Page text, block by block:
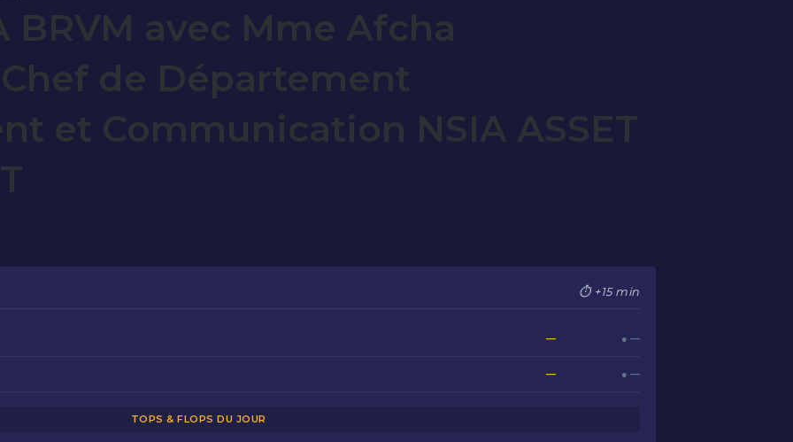
BRVM avec Mme Afcha
Chef de Département
et Communication NSIA ASSET
⏱ +15 min
— ● —
— ● —
TOPS & FLOPS DU JOUR